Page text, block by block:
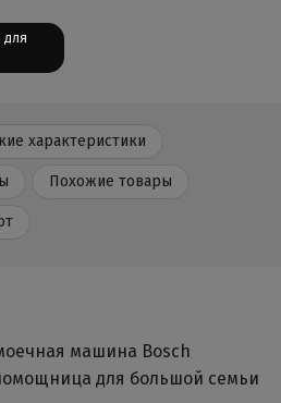
характеристики
Похожие товары
машина Bosch
для большой семьи
для